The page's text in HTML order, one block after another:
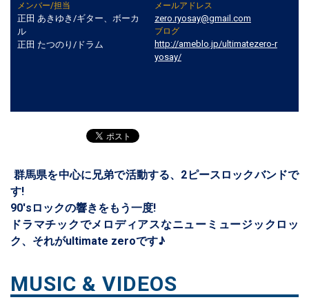
メンバー/担当
正田 あきゆき/ギター、ボーカ
ル
正田 たつのり/ドラム
メールアドレス
zero.ryosay@gmail.com
ブログ
http://ameblo.jp/ultimatezero-r
yosay/
群馬県を中心に兄弟で活動する、2ピースロックバンドで
す!
90'sロックの響きをもう一度!
ドラマチックでメロディアスなニューミュージックロッ
ク、それがultimate zeroです♪
MUSIC & VIDEOS